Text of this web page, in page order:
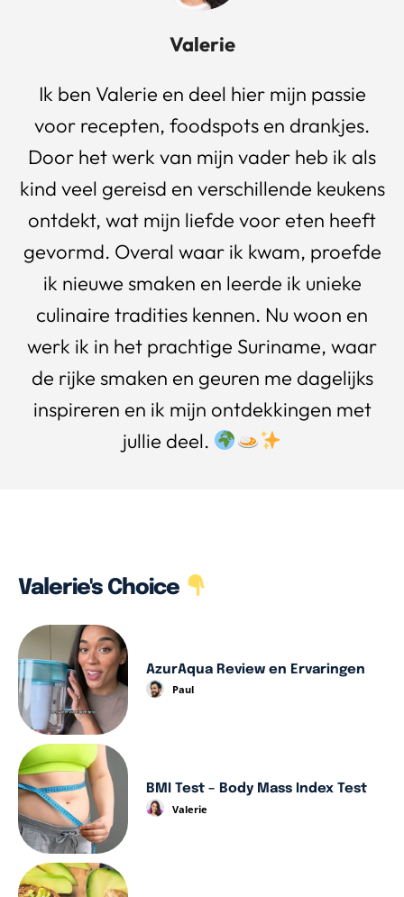
Valerie
Ik ben Valerie en deel hier mijn passie
voor recepten, foodspots en drankjes.
Door het werk van mijn vader heb ik als
kind veel gereisd en verschillende keukens
ontdekt, wat mijn liefde voor eten heeft
gevormd. Overal waar ik kwam, proefde
ik nieuwe smaken en leerde ik unieke
culinaire tradities kennen. Nu woon en
werk ik in het prachtige Suriname, waar
de rijke smaken en geuren me dagelijks
inspireren en ik mijn ontdekkingen met
jullie deel.
Valerie's Choice
AzurAqua Review en Ervaringen
Paul
BMI Test – Body Mass Index Test
Valerie